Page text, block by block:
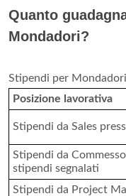
Quanto
Mondadori?
Stipendi per Mondadori
Posizione lavorativa
Stipendi da Sales
Stipendi da
stipendi segnalati
Stipendi da Project